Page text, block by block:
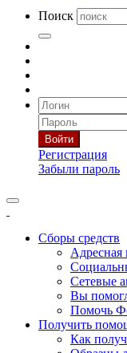
Поиск
Войти
Регистрация
Забыли пароль
Сборы средств
Сетевые
Вы
Помочь
Получить
Как